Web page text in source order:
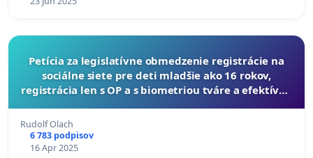
Petícia za legislatívne obmedzenie registrácie na
sociálne siete pre deti mladšie ako 16 rokov,
registrácia len s OP a s biometriou tváre a efektívne
Rudolf Olach
6 783 podpisov
16 Apr 2025